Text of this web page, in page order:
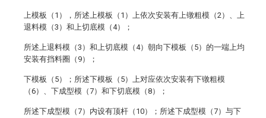
上模板（1），所述上模板（1）上依次安装有上镦粗模（2）、上
退料模（3）和上切底模（4）；
所述上退料模（3）和上切底模（4）朝向下模板（5）的一端上均
安装有挡料圈（9）；
下模板（5）；所述下模板（5）上对应依次安装有下镦粗模
（6）、下成型模（7）和下切底模（8）；
所述下成型模（7）内设有顶杆（10）；所述下成型模（7）与下